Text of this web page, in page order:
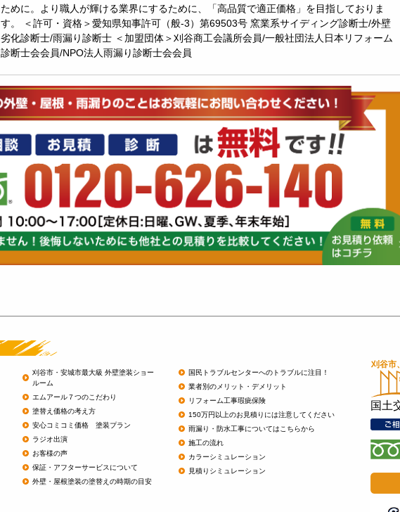
ために。より職人が輝ける業界にするために、「高品質で適正価格」を目指しておりま
す。 ＜許可・資格＞愛知県知事許可（般-3）第69503号 窯業系サイディング診断士/外壁
劣化診断士/雨漏り診断士 ＜加盟団体＞刈谷商工会議所会員/一般社団法人日本リフォーム
診断士会会員/NPO法人雨漏り診断士会会員
刈谷市・安城市最大級 外壁塗装ショー
ルーム
エムアール７つのこだわり
塗替え価格の考え方
安心コミコミ価格 塗装プラン
ラジオ出演
お客様の声
保証・アフターサービスについて
外壁・屋根塗装の塗替えの時期の目安
国民トラブルセンターへのトラブルに注目！
業者別のメリット・デメリット
リフォーム工事瑕疵保険
150万円以上のお見積りには注意してください
雨漏り・防水工事についてはこちらから
施工の流れ
カラーシミュレーション
見積りシミュレーション
国土